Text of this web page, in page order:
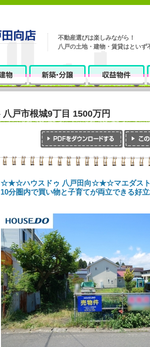
不動産選びは楽しみながら！
八戸の土地・建物・賃貸はといず
八戸市根城9丁目 1500万円
☆★☆ハウスドゥ 八戸田向☆★☆マエダスト
10分圏内で買い物と子育てが両立できる好立